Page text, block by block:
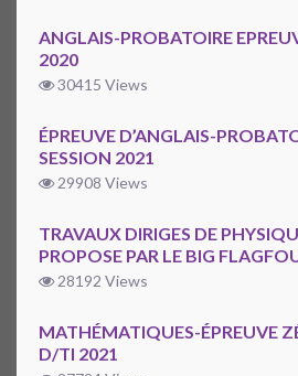
ANGLAIS-PROBATOIRE
2020
30415 Views
ÉPREUVE D’ANGLAIS-
SESSION 2021
29908 Views
TRAVAUX DIRIGES DE
PROPOSE PAR LE BIG
28192 Views
MATHÉMATIQUES-ÉPREUVE
D/TI 2021